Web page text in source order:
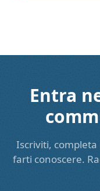
Entra
Iscriviti,
farti conoscere.